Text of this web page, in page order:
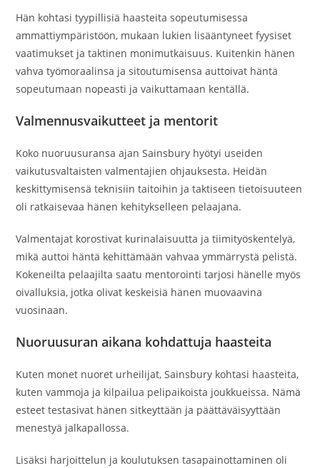
Hän kohtasi tyypillisiä haasteita sopeutumisessa
ammattiympäristöön, mukaan lukien lisääntyneet fyysiset
vaatimukset ja taktinen monimutkaisuus. Kuitenkin hänen
vahva työmoraalinsa ja sitoutumisensa auttoivat häntä
sopeutumaan nopeasti ja vaikuttamaan kentällä.
Valmennusvaikutteet ja mentorit
Koko nuoruusuransa ajan Sainsbury hyötyi useiden
vaikutusvaltaisten valmentajien ohjauksesta. Heidän
keskittymisensä teknisiin taitoihin ja taktiseen tietoisuuteen
oli ratkaisevaa hänen kehitykselleen pelaajana.
Valmentajat korostivat kurinalaisuutta ja tiimityöskentelyä,
mikä auttoi häntä kehittämään vahvaa ymmärrystä pelistä.
Kokeneilta pelaajilta saatu mentorointi tarjosi hänelle myös
oivalluksia, jotka olivat keskeisiä hänen muovaavina
vuosinaan.
Nuoruusuran aikana kohdattuja haasteita
Kuten monet nuoret urheilijat, Sainsbury kohtasi haasteita,
kuten vammoja ja kilpailua pelipaikoista joukkueissa. Nämä
esteet testasivat hänen sitkeyttään ja päättäväisyyttään
menestyä jalkapallossa.
Lisäksi harjoittelun ja koulutuksen tasapainottaminen oli